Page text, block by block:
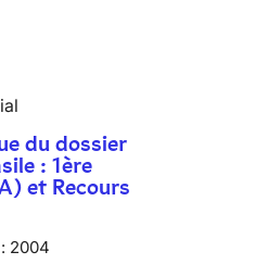
du dossier
: 1ère
et Recours
2004